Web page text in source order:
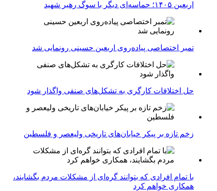
اربعین ۱۴۰۵؛ حماسه‌ای دیگر با سوگ رهبر شهید
تمبر اختصاصی پیاده‌روی اربعین حسینی رونمایی شد
حل اختلافات کارگری به تشکل‌های صنفی واگذار شود
زخم تازه بر پیکر خیابان‌های تاریخی ولیعصر و فلسطین
با تمام افرادی که بتوانند گره‌ای از مشکلات مردم بگشایند،
همکاری خواهم کرد